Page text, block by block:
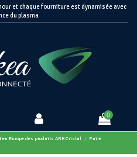
et chaque fourniture est dynamisée avec
du plasma
0
Europe des produits ARK Cristal
Paire